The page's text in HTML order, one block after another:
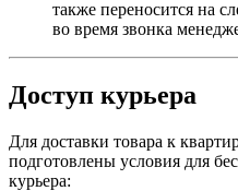
также переносится на
во время звонка
Доступ курьера
Для доставки товара к
подготовлены условия для
курьера: